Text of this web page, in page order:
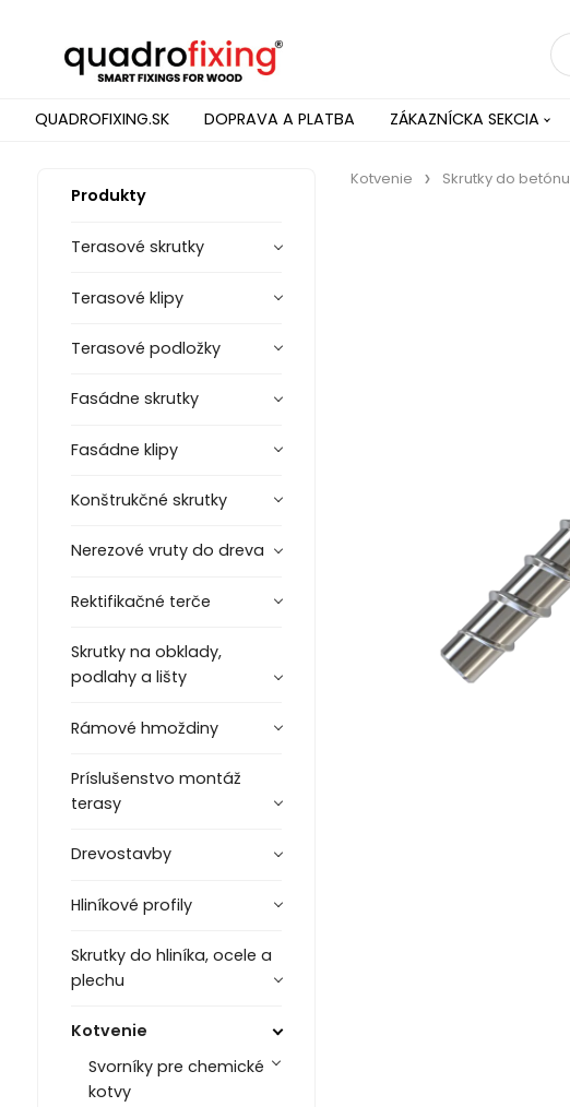
QUADROFIXING.SK DOPRAVA A PLATBA ZÁKAZNÍCKA SEKCIA
Produkty
Terasové skrutky
Terasové klipy
Terasové podložky
Fasádne skrutky
Fasádne klipy
Konštrukčné skrutky
Nerezové vruty do dreva
Rektifikačné terče
Skrutky na obklady,
podlahy a lišty
Rámové hmoždiny
Príslušenstvo montáž
terasy
Drevostavby
Hliníkové profily
Skrutky do hliníka, ocele a
plechu
Kotvenie
Svorníky pre chemické
kotvy
Kotvenie Skrutky do betónu